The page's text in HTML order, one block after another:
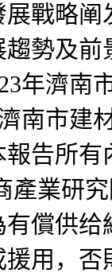
戰略阐
勢及
年濟
南市建
告所
產業研
償供
用，